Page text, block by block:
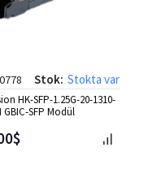
Stok: Stokta var
HK-SFP-1.25G-20-1310-
GBIC-SFP Modül